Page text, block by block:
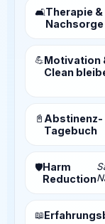
🛋️Therapie &
Nachsorge
💪Motivation
Clean
📓 Abstinenz-
Tagebuch
🛡️Harm
Reduction
📖